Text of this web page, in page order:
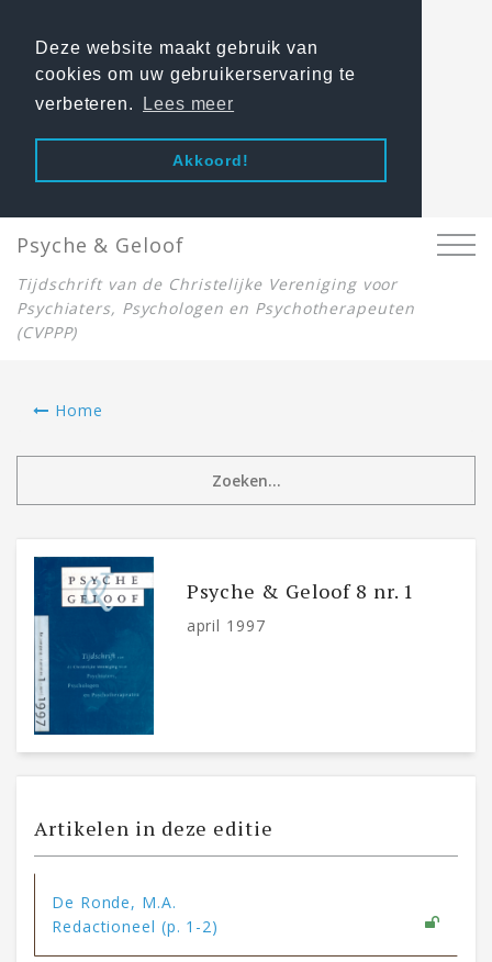
Deze website maakt gebruik van
cookies om uw gebruikerservaring te
verbeteren.
Lees meer
Akkoord!
Psyche & Geloof
Tijdschrift van de Christelijke Vereniging voor
Psychiaters, Psychologen en Psychotherapeuten
(CVPPP)
Home
Psyche & Geloof 8 nr. 1
april 1997
Artikelen in deze editie
De Ronde, M.A.
Redactioneel (p. 1-2)